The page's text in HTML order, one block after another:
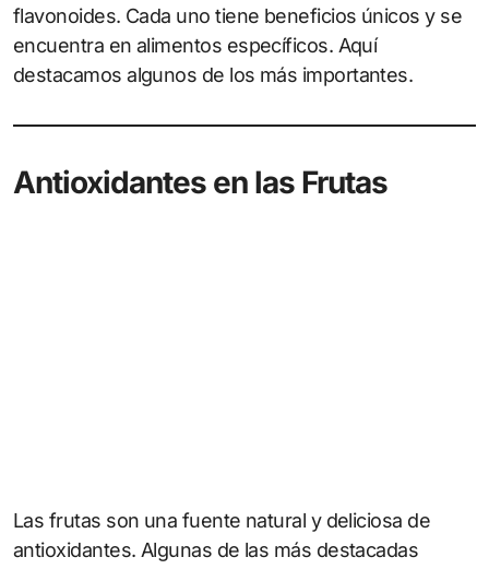
flavonoides. Cada uno tiene beneficios únicos y se
encuentra en alimentos específicos. Aquí
destacamos algunos de los más importantes.
Antioxidantes en las Frutas
Las frutas son una fuente natural y deliciosa de
antioxidantes. Algunas de las más destacadas